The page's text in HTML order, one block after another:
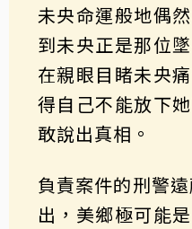
未央命運般地偶
到未央正是那位
在親眼目睹未央
得自己不能放下
敢說出真相。
負責案件的刑警
出，美鄉極可能